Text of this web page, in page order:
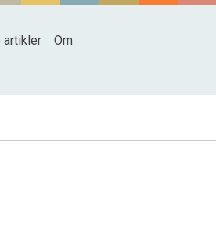
artikler Om